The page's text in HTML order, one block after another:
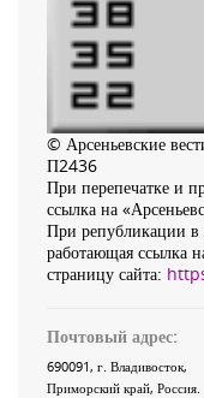
© Арсеньевские
П2436
При перепечатке и
ссылка на
При републикации в
работающая ссылка
страницу сайта:
Почтовый адрес:
690091, г. Владивосток,
Приморский край, Россия